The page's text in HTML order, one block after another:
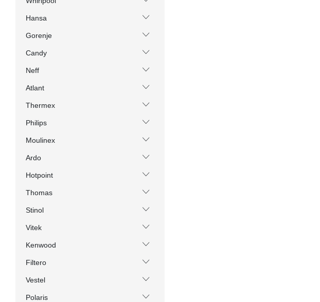
Hansa
Gorenje
Candy
Neff
Atlant
Thermex
Philips
Moulinex
Ardo
Hotpoint
Thomas
Stinol
Vitek
Kenwood
Filtero
Vestel
Polaris